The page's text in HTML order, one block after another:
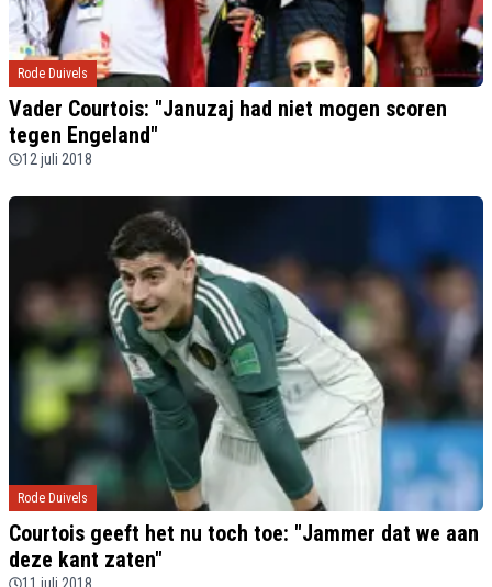
Rode Duivels
Vader Courtois: "Januzaj had niet mogen scoren
tegen Engeland"
12 juli 2018
Rode Duivels
Courtois geeft het nu toch toe: "Jammer dat we aan
deze kant zaten"
11 juli 2018